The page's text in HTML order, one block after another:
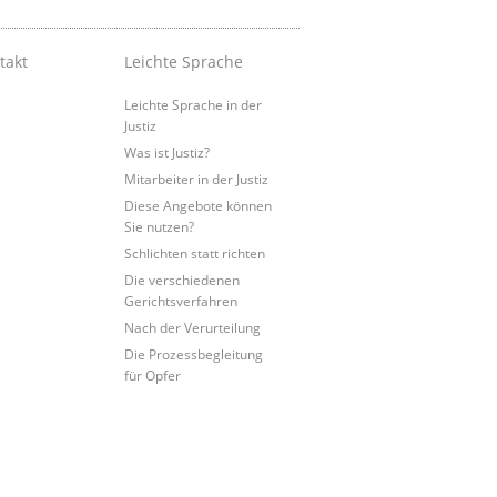
Leichte Sprache
Leichte Sprache in der
Justiz
Was ist Justiz?
Mitarbeiter in der Justiz
Diese Angebote können
Sie nutzen?
Schlichten statt richten
Die verschiedenen
Gerichtsverfahren
Nach der Verurteilung
Die Prozessbegleitung
für Opfer